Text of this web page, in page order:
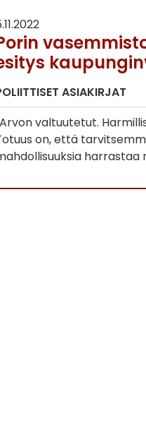
ASIAKIRJAT
valtuutetut.
on, että
harrastaa